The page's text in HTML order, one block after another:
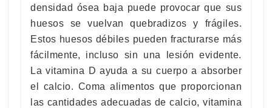
densidad ósea baja puede provocar que sus
huesos se vuelvan quebradizos y frágiles.
Estos huesos débiles pueden fracturarse más
fácilmente, incluso sin una lesión evidente.
La vitamina D ayuda a su cuerpo a absorber
el calcio. Coma alimentos que proporcionan
las cantidades adecuadas de calcio, vitamina